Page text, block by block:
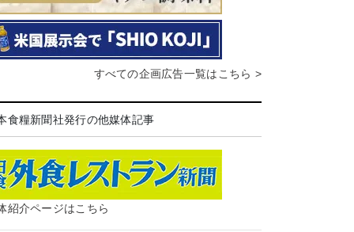
すべての企画広告一覧はこちら >
食糧新聞社発行の他媒体記事
紹介ページはこちら